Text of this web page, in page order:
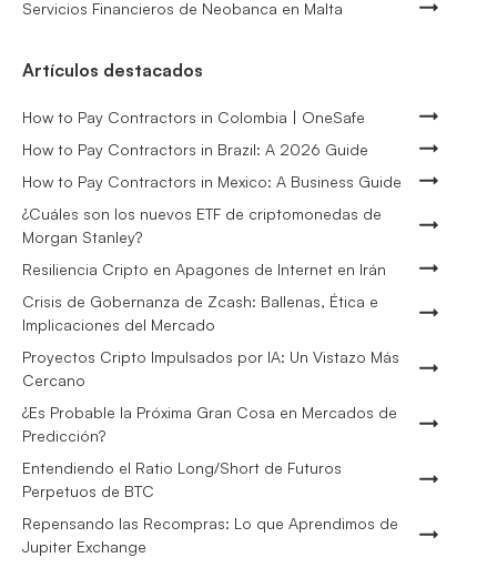
Servicios Financieros de Neobanca en Malta
Artículos destacados
How to Pay Contractors in Colombia | OneSafe
How to Pay Contractors in Brazil: A 2026 Guide
How to Pay Contractors in Mexico: A Business Guide
¿Cuáles son los nuevos ETF de criptomonedas de
Morgan Stanley?
Resiliencia Cripto en Apagones de Internet en Irán
Crisis de Gobernanza de Zcash: Ballenas, Ética e
Implicaciones del Mercado
Proyectos Cripto Impulsados por IA: Un Vistazo Más
Cercano
¿Es Probable la Próxima Gran Cosa en Mercados de
Predicción?
Entendiendo el Ratio Long/Short de Futuros
Perpetuos de BTC
Repensando las Recompras: Lo que Aprendimos de
Jupiter Exchange